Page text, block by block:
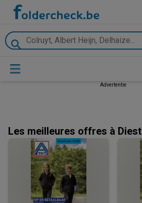
Advertentie
Les meilleures offres à Diest